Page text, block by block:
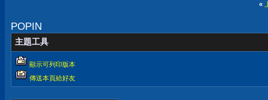
«
POPIN
主題工具
顯示可列印版本
傳送本頁給好友